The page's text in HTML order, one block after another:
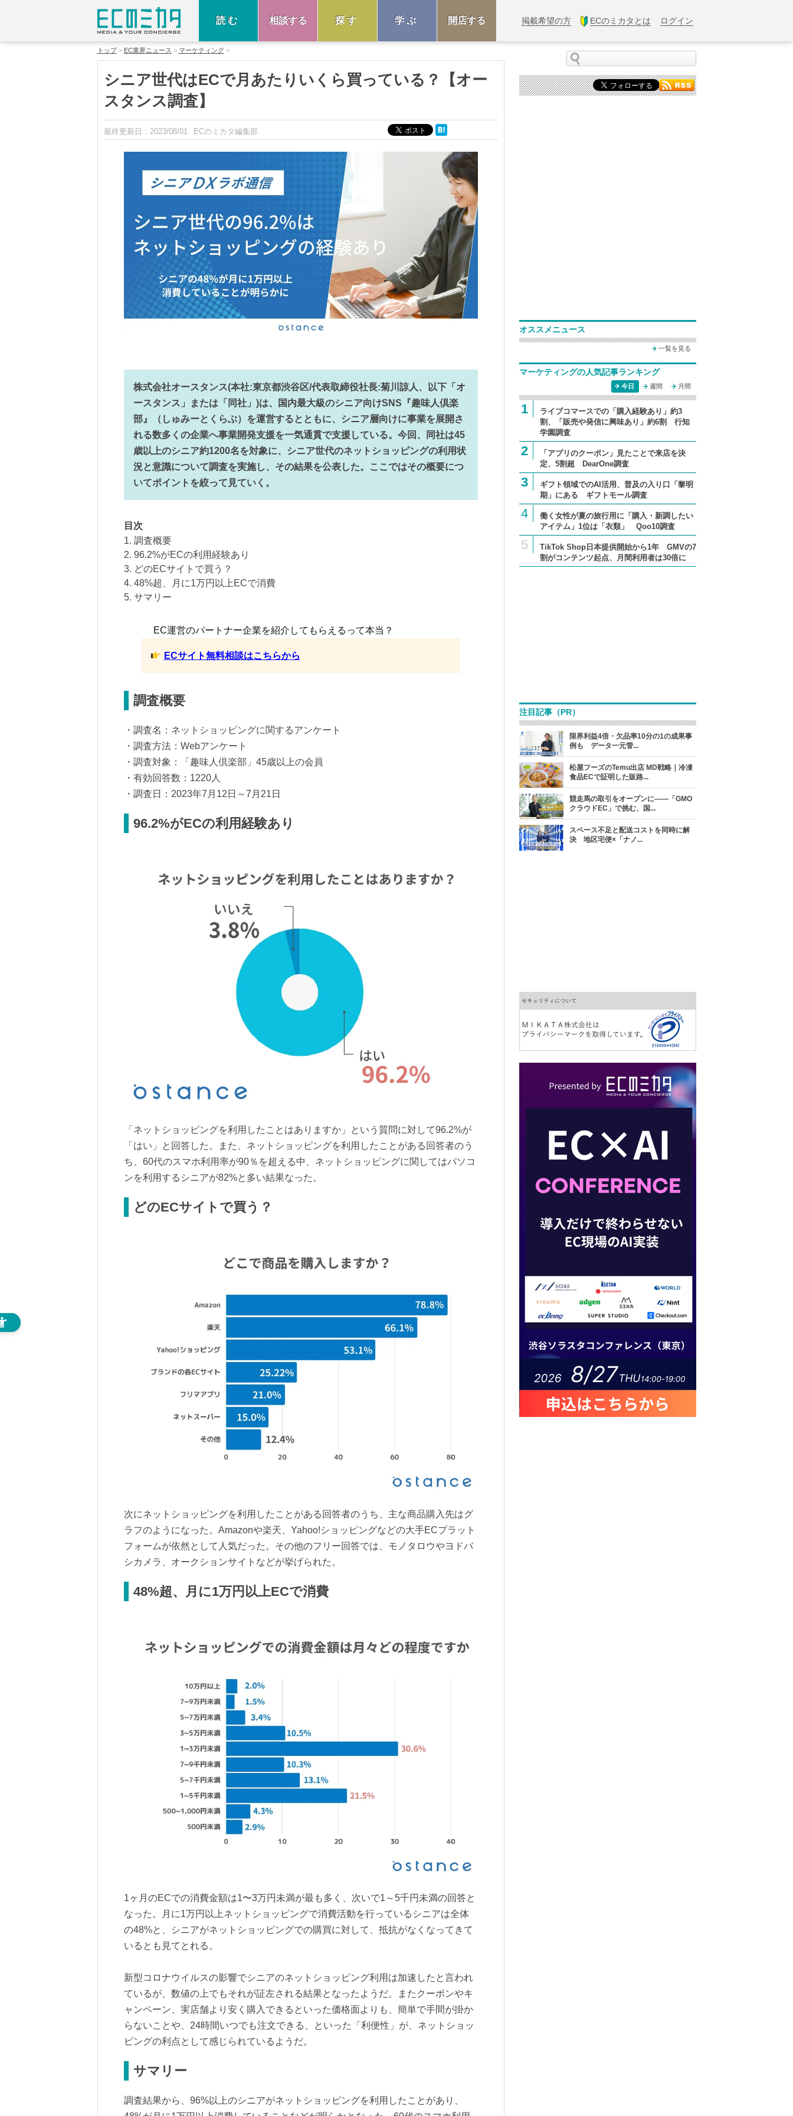
読む 相談する 探す 学ぶ 開店する 掲載希望の方 ECのミカタとは ログイン
トップ EC業界ニュース マーケティング
シニア世代はECで月あたりいくら買っている？【オー
スタンス調査】
最終更新日： 2023/08/01 ECのミカタ編集部
株式会社オースタンス(本社:東京都渋谷区/代表取締役社長:菊川諒人、以下「オ
ースタンス」または「同社」)は、国内最大級のシニア向けSNS『趣味人倶楽
部』（しゅみーとくらぶ）を運営するとともに、シニア層向けに事業を展開さ
れる数多くの企業へ事業開発支援を一気通貫で支援している。今回、同社は45
歳以上のシニア約1200名を対象に、シニア世代のネットショッピングの利用状
況と意識について調査を実施し、その結果を公表した。ここではその概要につ
いてポイントを絞って見ていく。
目次
1. 調査概要
2. 96.2%がECの利用経験あり
3. どのECサイトで買う？
4. 48%超、月に1万円以上ECで消費
5. サマリー
EC運営のパートナー企業を紹介してもらえるって本当？
ECサイト無料相談はこちらから
調査概要
・調査名：ネットショッピングに関するアンケート
・調査方法：Webアンケート
・調査対象：「趣味人倶楽部」45歳以上の会員
・有効回答数：1220人
・調査日：2023年7月12日～7月21日
96.2%がECの利用経験あり
「ネットショッピングを利用したことはありますか」という質問に対して96.2%が
「はい」と回答した。また、ネットショッピングを利用したことがある回答者のう
ち、60代のスマホ利用率が90％を超える中、ネットショッピングに関してはパソコ
ンを利用するシニアが82%と多い結果なった。
どのECサイトで買う？
次にネットショッピングを利用したことがある回答者のうち、主な商品購入先はグ
ラフのようになった。Amazonや楽天、Yahoo!ショッピングなどの大手ECプラット
フォームが依然として人気だった。その他のフリー回答では、モノタロウやヨドバ
シカメラ、オークションサイトなどが挙げられた。
48%超、月に1万円以上ECで消費
1ヶ月のECでの消費金額は1〜3万円未満が最も多く、次いで1～5千円未満の回答と
なった。月に1万円以上ネットショッピングで消費活動を行っているシニアは全体
の48%と、シニアがネットショッピングでの購買に対して、抵抗がなくなってきて
いるとも見てとれる。
新型コロナウイルスの影響でシニアのネットショッピング利用は加速したと言われ
ているが、数値の上でもそれが証左される結果となったようだ。またクーポンやキ
ャンペーン、実店舗より安く購入できるといった価格面よりも、簡単で手間が掛か
らないことや、24時間いつでも注文できる、といった「利便性」が、ネットショッ
ピングの利点として感じられているようだ。
サマリー
調査結果から、96%以上のシニアがネットショッピングを利用したことがあり、
オススメニュース
一覧を見る
マーケティングの人気記事ランキング
今日 週間 月間
1
ライブコマースでの「購入経験あり」約3
割、「販売や発信に興味あり」約6割 行知
学園調査
2
「アプリのクーポン」見たことで来店を決
定、5割超 DearOne調査
3
ギフト領域でのAI活用、普及の入り口「黎明
期」にある ギフトモール調査
4
働く女性が夏の旅行用に「購入・新調したい
アイテム」1位は「衣類」 Qoo10調査
5
TikTok Shop日本提供開始から1年 GMVの7
割がコンテンツ起点、月間利用者は30倍に
注目記事（PR）
限界利益4倍・欠品率10分の1の成果事
例も データ一元管...
松屋フーズのTemu出店 MD戦略｜冷凍
食品ECで証明した販路...
競走馬の取引をオープンに――「GMO
クラウドEC」で挑む、国...
スペース不足と配送コストを同時に解
決 地区宅便×「ナノ...